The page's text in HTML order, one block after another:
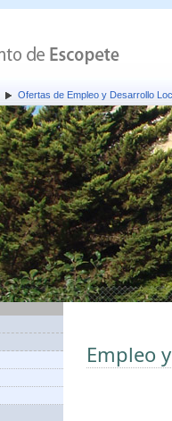
Ofertas de Empleo y Desarrollo
Empleo